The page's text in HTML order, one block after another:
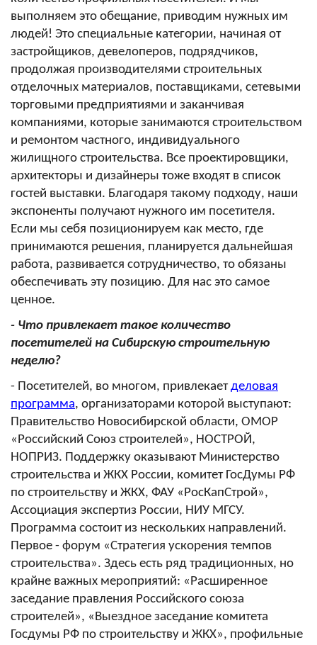
выполняем это обещание, приводим нужных им
людей! Это специальные категории, начиная от
застройщиков, девелоперов, подрядчиков,
продолжая производителями строительных
отделочных материалов, поставщиками, сетевыми
торговыми предприятиями и заканчивая
компаниями, которые занимаются строительством
и ремонтом частного, индивидуального
жилищного строительства. Все проектировщики,
архитекторы и дизайнеры тоже входят в список
гостей выставки. Благодаря такому подходу, наши
экспоненты получают нужного им посетителя.
Если мы себя позиционируем как место, где
принимаются решения, планируется дальнейшая
работа, развивается сотрудничество, то обязаны
обеспечивать эту позицию. Для нас это самое
ценное.
- Что привлекает такое количество
посетителей на Сибирскую строительную
неделю?
- Посетителей, во многом, привлекаетделовая
программа, организаторами которой выступают:
Правительство Новосибирской области, ОМОР
«Российский Союз строителей», НОСТРОЙ,
НОПРИЗ. Поддержку оказывают Министерство
строительства и ЖКХ России, комитет ГосДумы РФ
по строительству и ЖКХ, ФАУ «РосКапСтрой»,
Ассоциация экспертиз России, НИУ МГСУ.
Программа состоит из нескольких направлений.
Первое - форум «Стратегия ускорения темпов
строительства». Здесь есть ряд традиционных, но
крайне важных мероприятий: «Расширенное
заседание правления Российского союза
строителей», «Выездное заседание комитета
Госдумы РФ по строительству и ЖКХ», профильные